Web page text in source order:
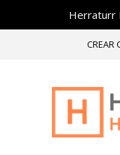
Herraturr
CREAR